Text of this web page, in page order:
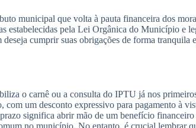
municipal que volta à pauta financeira dos
estabelecidas pela Lei Orgânica do Município e
cumprir suas obrigações de forma
o carnê ou a consulta do IPTU já nos
com um desconto expressivo para pagamento à
significa abrir mão de um benefício